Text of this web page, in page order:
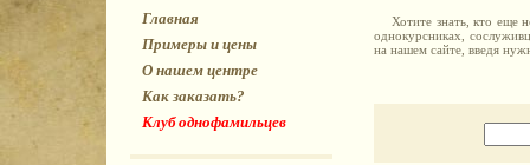
Главная
Примеры и цены
О нашем центре
Как заказать?
Клуб однофамильцев
Хотите знать, кто еще
однокурсниках,
на нашем сайте, введя